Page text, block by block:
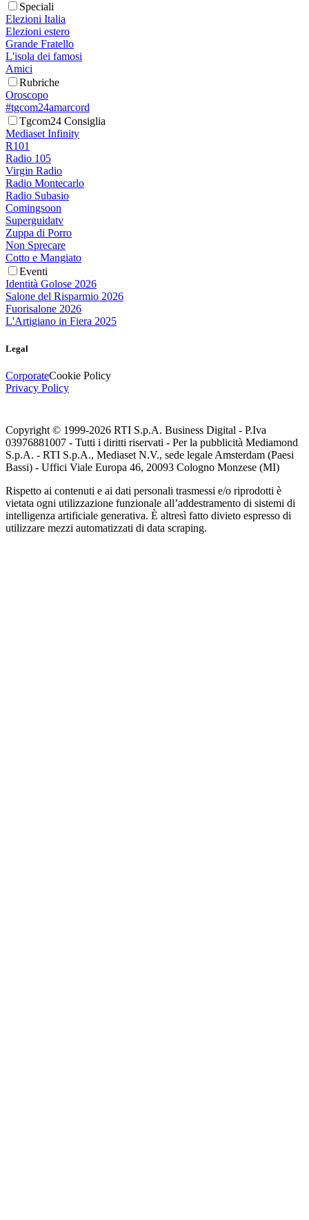
Speciali
Elezioni Italia
Elezioni estero
Grande Fratello
L'isola dei famosi
Amici
Rubriche
Oroscopo
#tgcom24amarcord
Tgcom24 Consiglia
Mediaset Infinity
R101
Radio 105
Virgin Radio
Radio Montecarlo
Radio Subasio
Comingsoon
Superguidatv
Zuppa di Porro
Non Sprecare
Cotto e Mangiato
Eventi
Identità Golose 2026
Salone del Risparmio 2026
Fuorisalone 2026
L'Artigiano in Fiera 2025
Legal
CorporateCookie Policy
Privacy Policy
Copyright © 1999-2026 RTI S.p.A. Business Digital - P.Iva
03976881007 - Tutti i diritti riservati - Per la pubblicità Mediamond
S.p.A. - RTI S.p.A., Mediaset N.V., sede legale Amsterdam (Paesi
Bassi) - Uffici Viale Europa 46, 20093 Cologno Monzese (MI)
Rispetto ai contenuti e ai dati personali trasmessi e/o riprodotti è
vietata ogni utilizzazione funzionale all’addestramento di sistemi di
intelligenza artificiale generativa. È altresì fatto divieto espresso di
utilizzare mezzi automatizzati di data scraping.